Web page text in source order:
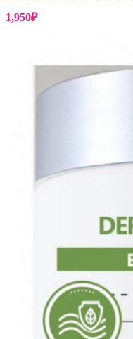
1,950₽